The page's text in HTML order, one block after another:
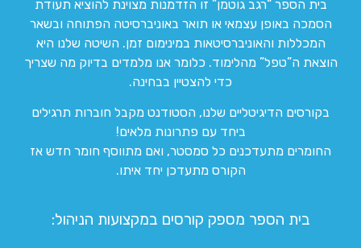
בית הספר “רגב גוטמן” זו הזדמנות מצוינת להוציא תעודת
הסמכה באופן עצמאי או תואר באוניברסיטה הפתוחה ובשאר
המכללות והאוניברסיטאות במינימום זמן. השיטה שלנו היא
הוצאת ה”טפל” מהלימוד. כלומר אנו מלמדים בדיוק מה שצריך
כדי להצטיין בבחינה.
בקורסים הדיגיטליים שלנו, הסטודנט מקבל חוברות תרגילים
ביחד עם פתרונות מלאים!
החומרים מתעדכנים כל סמסטר, ואם מתווסף חומר חדש אז
הקורס מתעדכן יחד איתו.
בית הספר מספק קורסים במקצועות הניהול: